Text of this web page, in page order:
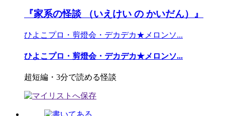
『家系の怪談 （いえけい の かいだん）』
ひよこプロ・剪燈会・デカデカ★メロンソ...
ひよこプロ・剪燈会・デカデカ★メロンソ...
超短編・3分で読める怪談